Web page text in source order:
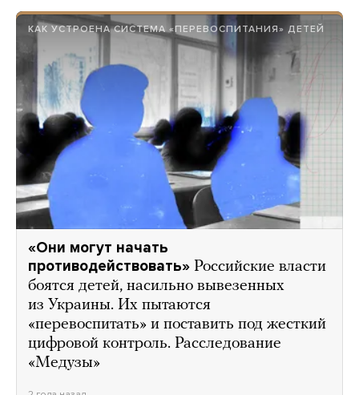
КАК УСТРОЕНА СИСТЕМА «ПЕРЕВОСПИТАНИЯ» ДЕТЕЙ
«Они могут начать
противодействовать» Российские власти
боятся детей, насильно вывезенных
из Украины. Их пытаются
«перевоспитать» и поставить под жесткий
цифровой контроль. Расследование
«Медузы»